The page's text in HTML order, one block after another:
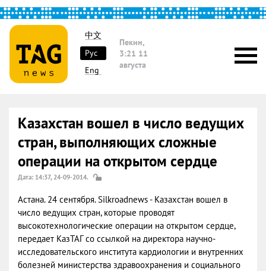
中文
Рус
Eng
Пекин,
3:21 11
августа
Казахстан вошел в число ведущих
стран, выполняющих сложные
операции на открытом сердце
Дата: 14:37, 24-09-2014.
Астана. 24 сентября. Silkroadnews - Казахстан вошел в
число ведущих стран, которые проводят
высокотехнологические операции на открытом сердце,
передает КазТАГ со ссылкой на директора научно-
исследовательского института кардиологии и внутренних
болезней министерства здравоохранения и социального